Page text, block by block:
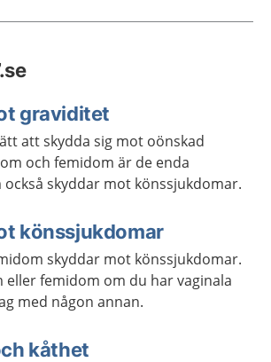
graviditet
att skydda sig mot oönskad
och femidom är de enda
skyddar mot könssjukdomar.
könssjukdomar
skyddar mot könssjukdomar.
eller femidom om du har vaginala
med någon annan.
kåthet